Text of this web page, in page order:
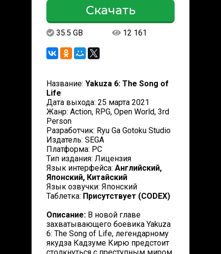
Скачать
35.5 GB 12 161
Название: Yakuza 6: The Song of
Life
Дата выхода: 25 марта 2021
Жанр: Action, RPG, Open World, 3rd
Person
Разработчик: Ryu Ga Gotoku Studio
Издатель: SEGA
Платформа: PC
Тип издания: Лицензия
Язык интерфейса: Английский,
Японский, Китайский
Язык озвучки: Японский
Таблетка: Присутствует (CODEX)
Описание: В новой главе
захватывающего боевика Yakuza
6: The Song of Life, легендарному
якудза Кадзуме Кирю предстоит